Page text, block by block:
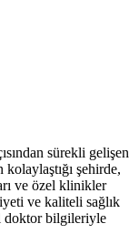
sürekli gelişen
şehirde,
ve özel klinikler
ve kaliteli sağlık
doktor bilgileriyle